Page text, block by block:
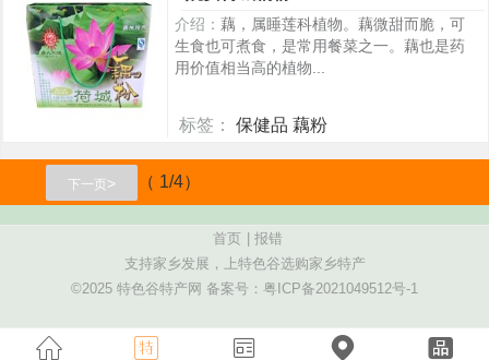
介绍： 藕，属睡莲科植物。藕微甜而脆，可
生食也可煮食，是常用餐菜之一。藕也是药
用价值相当高的植物...
标签： 保健品 藕粉
267
下一页 > （ 1/4）
首页
报错
支持家乡发展，上特色谷选购家乡特产
©2025 特色谷特产网 备案号： 粤ICP备2021049512号-1